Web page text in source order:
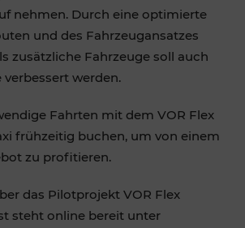
nehmen. Durch eine optimierte
und des Fahrzeugansatzes
zusätzliche Fahrzeuge soll auch
verbessert werden.
Fahrten mit dem VOR Flex
frühzeitig buchen, um von einem
zu profitieren.
das Pilotprojekt VOR Flex
steht online bereit unter